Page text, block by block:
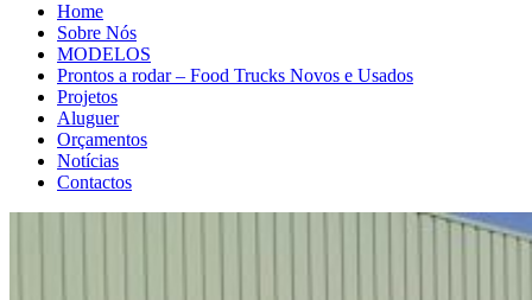
Home
Sobre Nós
MODELOS
Prontos a rodar – Food Trucks Novos e Usados
Projetos
Aluguer
Orçamentos
Notícias
Contactos